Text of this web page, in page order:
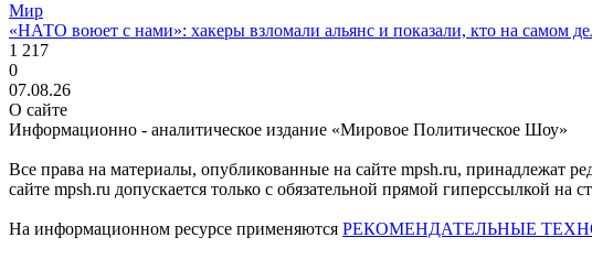
Мир
«НАТО воюет с нами»: хакеры взломали альянс и показали, кто на самом
1 217
0
07.08.26
О сайте
Информационно - аналитическое издание «Мировое Политическое Шоу»
Все права на материалы, опубликованные на сайте mpsh.ru, принадлежат
сайте mpsh.ru допускается только с обязательной прямой гиперссылкой на
На информационном ресурсе применяются РЕКОМЕНДАТЕЛЬНЫЕ